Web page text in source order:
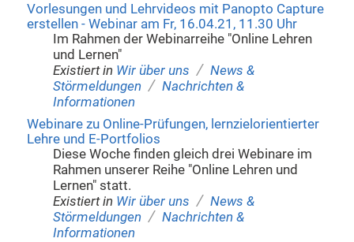
Vorlesungen und Lehrvideos mit Panopto Capture
erstellen - Webinar am Fr, 16.04.21, 11.30 Uhr
Im Rahmen der Webinarreihe "Online Lehren
und Lernen"
Existiert in Wir über uns / News &
Störmeldungen / Nachrichten &
Informationen
Webinare zu Online-Prüfungen, lernzielorientierter
Lehre und E-Portfolios
Diese Woche finden gleich drei Webinare im
Rahmen unserer Reihe "Online Lehren und
Lernen" statt.
Existiert in Wir über uns / News &
Störmeldungen / Nachrichten &
Informationen